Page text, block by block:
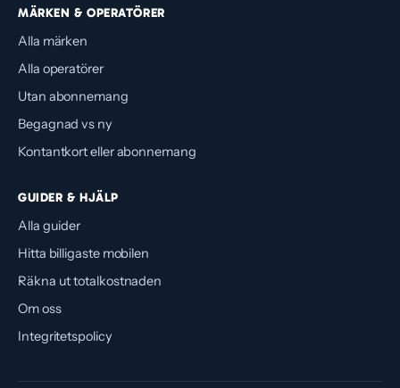
MÄRKEN & OPERATÖRER
Alla märken
Alla operatörer
Utan abonnemang
Begagnad vs ny
Kontantkort eller abonnemang
GUIDER & HJÄLP
Alla guider
Hitta billigaste mobilen
Räkna ut totalkostnaden
Om oss
Integritetspolicy